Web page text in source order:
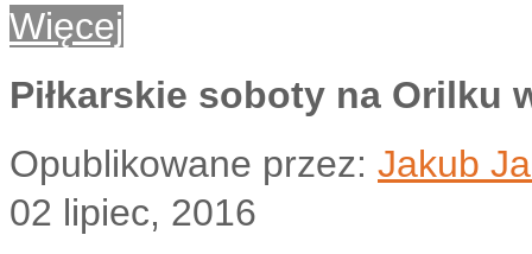
Więcej
Piłkarskie soboty na Orilku
Opublikowane przez: Jakub
02 lipiec, 2016